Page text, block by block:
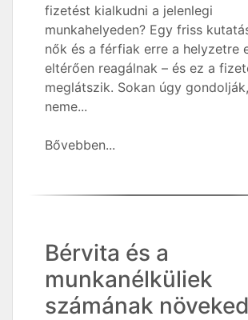
fizetést kialkudni a jelenlegi
munkahelyeden? Egy friss
nők és a férfiak erre a helyzetre
eltérően reagálnak – és ez a
meglátszik. Sokan úgy
neme...
Bővebben...
Bérvita és a
munkanélküliek
számának